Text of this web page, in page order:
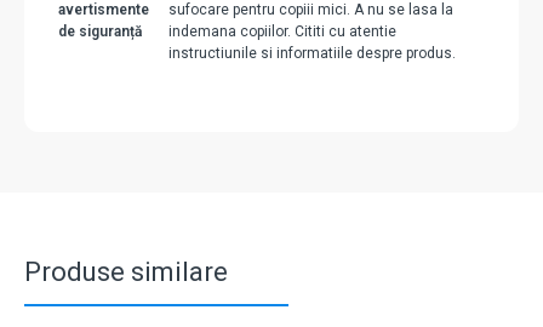
avertismente
de siguranță
sufocare pentru copiii mici. A nu se lasa la
indemana copiilor. Cititi cu atentie
instructiunile si informatiile despre produs.
Produse similare